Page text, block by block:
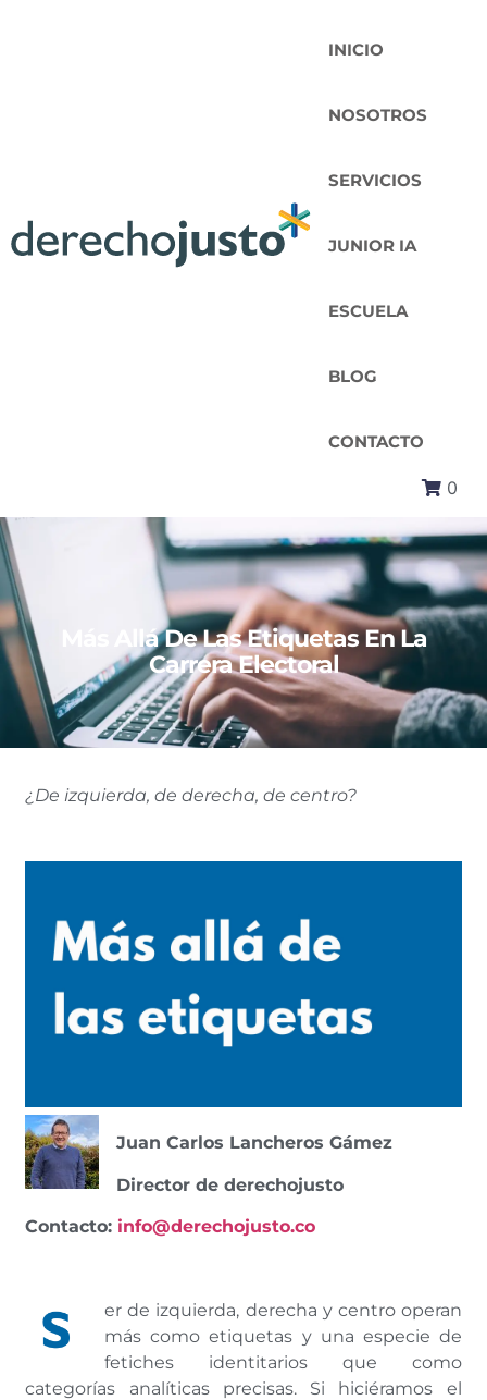
INICIO
NOSOTROS
SERVICIOS
JUNIOR IA
ESCUELA
BLOG
CONTACTO
0
Más Allá De Las Etiquetas En La
Carrera Electoral
¿De izquierda, de derecha, de centro?
Juan Carlos Lancheros Gámez
Director de derechojusto
Contacto: info@derechojusto.co
er de izquierda, derecha y centro operan
más como etiquetas y una especie de
fetiches identitarios que como
categorías analíticas precisas. Si hiciéramos el